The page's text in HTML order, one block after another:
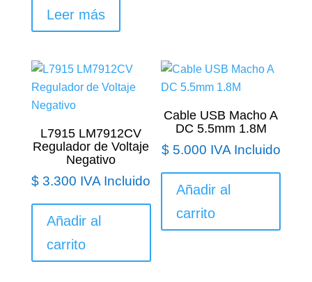
Leer más
L7915 LM7912CV
Regulador de Voltaje
Negativo
$ 3.300 IVA Incluido
Añadir al
carrito
Cable USB Macho A
DC 5.5mm 1.8M
$5.000 IVA Incluido
Añadir al
carrito